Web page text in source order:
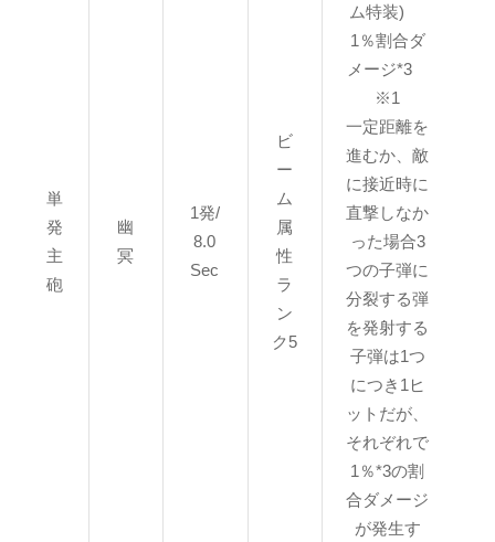
単
発
主
砲
幽
冥
1発/
8.0
Sec
ビ
ー
ム
属
性
ラ
ン
ク5
ム特装)
1％割合ダ
メージ*3
※1
一定距離を
進むか、敵
に接近時に
直撃しなか
った場合3
つの子弾に
分裂する弾
を発射する
子弾は1つ
につき1ヒ
ットだが、
それぞれで
1％*3の割
合ダメージ
が発生す